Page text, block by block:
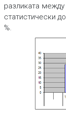
разликата
статистически
%.